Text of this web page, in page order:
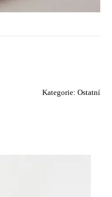
Kategorie: Ostatní